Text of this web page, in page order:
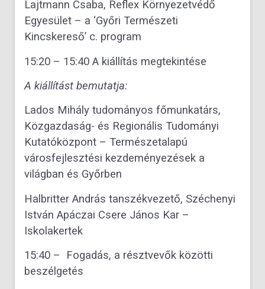
Lajtmann Csaba, Reflex Környezetvédő
Egyesület – a ‘Győri Természeti
Kincskereső’ c. program
15:20 – 15:40 A kiállítás megtekintése
A kiállítást bemutatja:
Lados Mihály tudományos főmunkatárs,
Közgazdaság- és Regionális Tudományi
Kutatóközpont – Természetalapú
városfejlesztési kezdeményezések a
világban és Győrben
Halbritter András tanszékvezető, Széchenyi
István Apáczai Csere János Kar –
Iskolakertek
15:40 – Fogadás, a résztvevők közötti
beszélgetés